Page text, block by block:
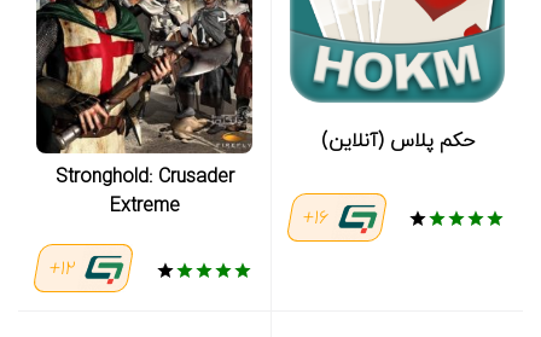
حکم پلاس (آنلاین)
16+
Stronghold: Crusader
Extreme
12+